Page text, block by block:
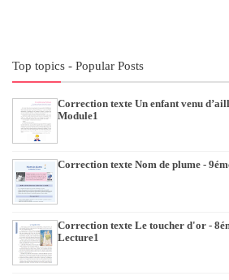
Top topics - Popular Posts
Correction texte Un enfant venu
Module1
Correction texte Nom de plume -
Correction texte Le toucher d'or -
Lecture1